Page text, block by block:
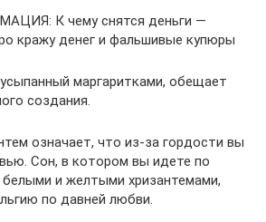
К чему снятся деньги —
кражу денег и фальшивые купюры
маргаритками, обещает
создания.
означает, что из-за гордости вы
Сон, в котором вы идете по
и желтыми хризантемами,
по давней любви.